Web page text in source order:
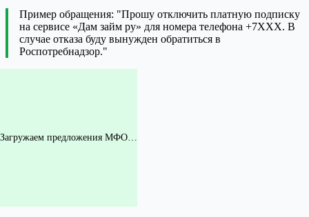
Пример обращения: "Прошу отключить платную подписку
на сервисе «Дам займ ру» для номера телефона +7XXX. В
случае отказа буду вынужден обратиться в
Роспотребнадзор."
Загружаем предложения МФО…